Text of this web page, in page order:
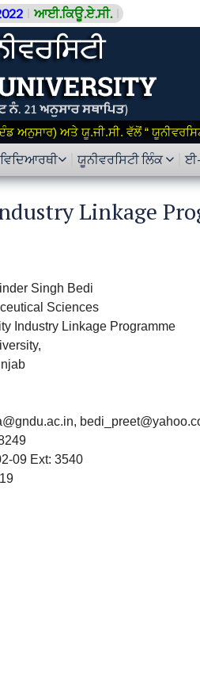
ਆਈ.ਕਿਊ.ਏ.ਸੀ.
ਅਨੁਸਾਰ) ਅਤੇ ਯੂ.ਜੀ.ਸੀ. ਵੱਲੋਂ “
ਵਿਦਿਆਰਥੀ ਯੂਨੀਵਰਸਿਟੀ ਲਿੰਕ ਈ-
Linkage
Singh Bedi
Sciences
Industry Linkage Programme
09 Ext: 3540